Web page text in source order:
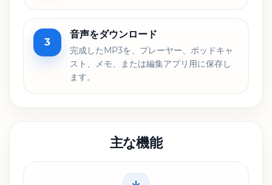
3
音声をダウンロード
完成したMP3を、プレーヤー、ポッドキャ
スト、メモ、または編集アプリ用に保存し
ます。
主な機能